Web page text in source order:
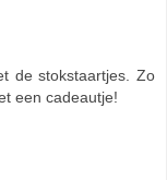
de stokstaartjes. Zo
een cadeautje!